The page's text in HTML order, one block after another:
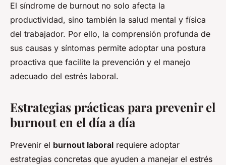
El síndrome de burnout no solo afecta la
productividad, sino también la salud mental y física
del trabajador. Por ello, la comprensión profunda de
sus causas y síntomas permite adoptar una postura
proactiva que facilite la prevención y el manejo
adecuado del estrés laboral.
Estrategias prácticas para prevenir el
burnout en el día a día
Prevenir el burnout laboral requiere adoptar
estrategias concretas que ayuden a manejar el estrés